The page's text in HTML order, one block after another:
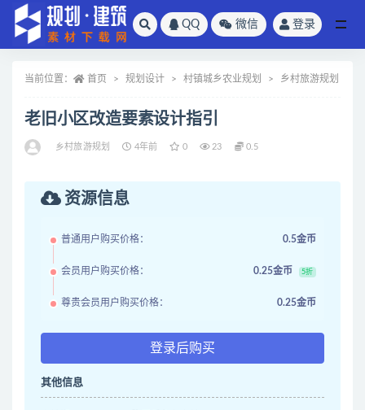
QQ 微信 登录
当前位置： 首页 规划设计 村镇城乡农业规划 乡村旅游规划
老旧小区改造要素设计指引
乡村旅游规划 4年前 0 23 0.5
资源信息
普通用户购买价格： 0.5金币
会员用户购买价格： 0.25金币 5折
尊贵会员用户购买价格： 0.25金币
登录后购买
其他信息
全部